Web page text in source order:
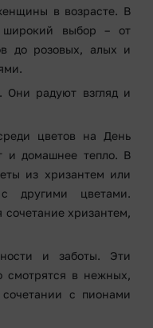
в возрасте. В
широкий выбор – от
до розовых, алых и
радуют взгляд и
цветов на День
и домашнее тепло. В
из хризантем или
другими цветами.
хризантем,
и заботы. Эти
смотрятся в нежных,
с пионами